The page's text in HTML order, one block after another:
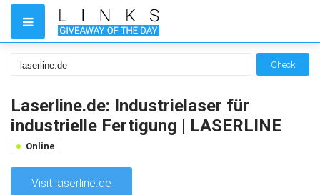
Check
Laserline.de: Industrielaser für
industrielle Fertigung | LASERLINE
Online
Visit laserline.de